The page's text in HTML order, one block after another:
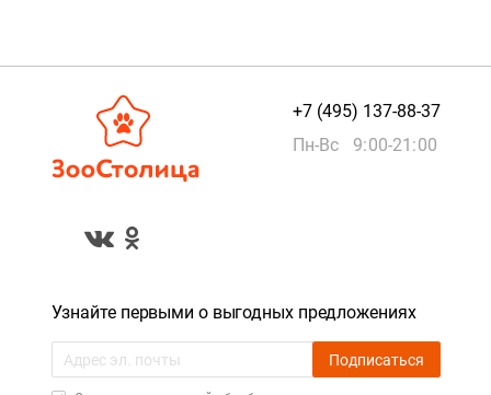
+7 (495) 137-88-37
Пн-Вс 9:00-21:00
Узнайте первыми о выгодных предложениях
Подписаться